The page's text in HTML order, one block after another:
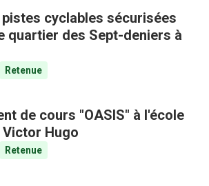
cyclables sécurisées
quartier des Sept-deniers à
Retenue
de cours "OASIS" à l'école
Hugo
Retenue